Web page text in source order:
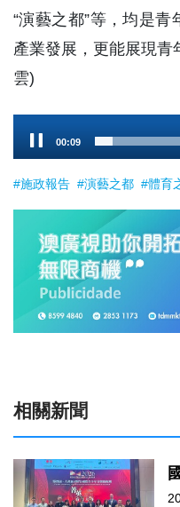
“演藝之都”等，均是
產業發展，更能展現
雲)
Player
00:10
#施政報告 #演藝之都 #體育
相關新聞